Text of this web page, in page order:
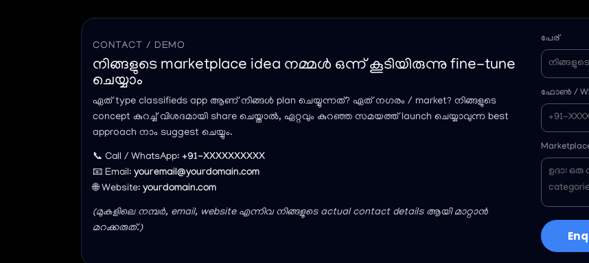
CONTACT / DEMO
നിങ്ങളുടെ marketplace idea നമ്മൾ ഒന്ന് കൂടിയിരുന്നു fine-tune
ചെയ്യാം
ഏത് type classifieds app ആണ് നിങ്ങൾ plan ചെയ്യുന്നത്? ഏത് നഗരം / market? നിങ്ങളുടെ
concept കുറച്ച് വിശദമായി share ചെയ്താൽ, ഏറ്റവും കുറഞ്ഞ സമയത്ത് launch ചെയ്യാവുന്ന best
approach നാം suggest ചെയ്യും.
📞 Call / WhatsApp: +91-XXXXXXXXXX
📧 Email: youremail@yourdomain.com
🌐 Website: yourdomain.com
(മുകളിലെ നമ്പർ, email, website എന്നിവ നിങ്ങളുടെ actual contact details ആയി മാറ്റാൻ
മറക്കരുത്.)
പേര്
ഫോൺ /